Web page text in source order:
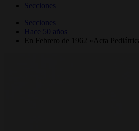
Secciones
Secciones
Hace 50 años
En Febrero de 1962 «Acta